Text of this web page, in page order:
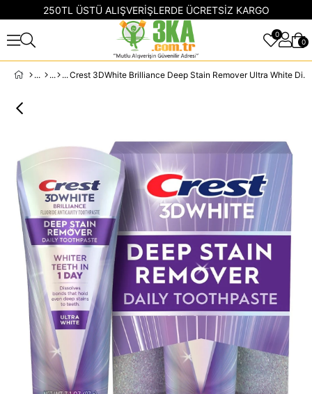
250TL ÜSTÜ ALIŞVERİŞLERDE ÜCRETSİZ KARGO
0
0
Crest 3DWhite Brilliance Deep Stain Remover Ultra White Diş Macunu 87GR